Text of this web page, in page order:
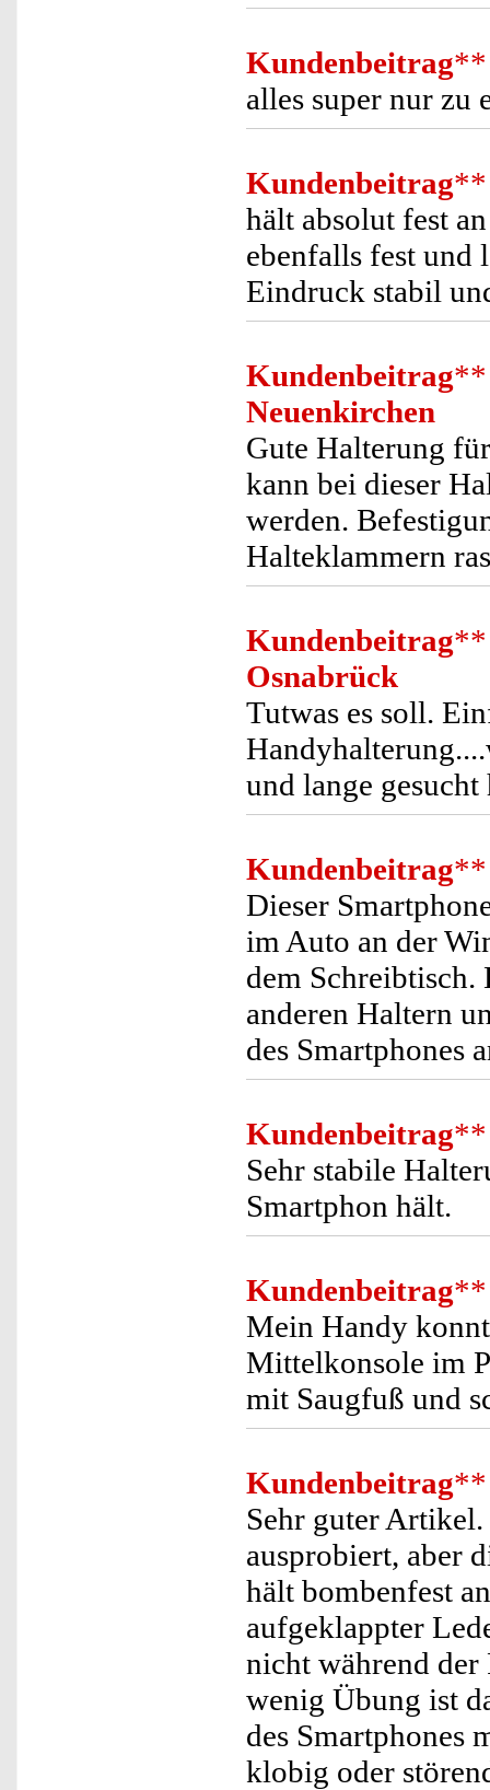
Kundenbeitrag**
alles super nur zu
Kundenbeitrag**
hält absolut fest
ebenfalls fest und
Eindruck stabil
Kundenbeitrag**
Neuenkirchen
Gute Halterung
kann bei dieser
werden.
Halteklammern
Kundenbeitrag**
Osnabrück
Tutwas es soll.
und lange
Kundenbeitrag**
Dieser
im Auto an der
dem Schreibtisch.
anderen Haltern
des Smartphones
Kundenbeitrag**
Sehr stabile
Smartphon hält.
Kundenbeitrag**
Mein Handy
Mittelkonsole im
mit Saugfuß und
Kundenbeitrag**
Sehr guter
ausprobiert, aber
hält bombenfest
aufgeklappter
nicht während
wenig Übung ist
des Smartphones
klobig oder